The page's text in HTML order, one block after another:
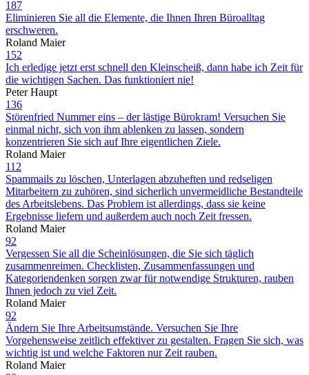
187
Eliminieren Sie all die Elemente, die Ihnen Ihren Büroalltag
erschweren.
Roland Maier
152
Ich erledige jetzt erst schnell den Kleinscheiß, dann habe ich Zeit für
die wichtigen Sachen. Das funktioniert nie!
Peter Haupt
136
Störenfried Nummer eins – der lästige Bürokram! Versuchen Sie
einmal nicht, sich von ihm ablenken zu lassen, sondern
konzentrieren Sie sich auf Ihre eigentlichen Ziele.
Roland Maier
112
Spammails zu löschen, Unterlagen abzuheften und redseligen
Mitarbeitern zu zuhören, sind sicherlich unvermeidliche Bestandteile
des Arbeitslebens. Das Problem ist allerdings, dass sie keine
Ergebnisse liefern und außerdem auch noch Zeit fressen.
Roland Maier
92
Vergessen Sie all die Scheinlösungen, die Sie sich täglich
zusammenreimen. Checklisten, Zusammenfassungen und
Kategoriendenken sorgen zwar für notwendige Strukturen, rauben
Ihnen jedoch zu viel Zeit.
Roland Maier
92
Ändern Sie Ihre Arbeitsumstände. Versuchen Sie Ihre
Vorgehensweise zeitlich effektiver zu gestalten. Fragen Sie sich, was
wichtig ist und welche Faktoren nur Zeit rauben.
Roland Maier